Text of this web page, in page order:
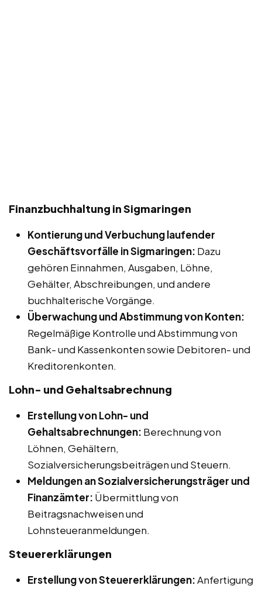
Finanzbuchhaltung in Sigmaringen
Kontierung und Verbuchung laufender
Geschäftsvorfälle in Sigmaringen: Dazu
gehören Einnahmen, Ausgaben, Löhne,
Gehälter, Abschreibungen, und andere
buchhalterische Vorgänge.
Überwachung und Abstimmung von Konten:
Regelmäßige Kontrolle und Abstimmung von
Bank- und Kassenkonten sowie Debitoren- und
Kreditorenkonten.
Lohn- und Gehaltsabrechnung
Erstellung von Lohn- und
Gehaltsabrechnungen: Berechnung von
Löhnen, Gehältern,
Sozialversicherungsbeiträgen und Steuern.
Meldungen an Sozialversicherungsträger und
Finanzämter: Übermittlung von
Beitragsnachweisen und
Lohnsteueranmeldungen.
Steuererklärungen
Erstellung von Steuererklärungen:Anfertigung